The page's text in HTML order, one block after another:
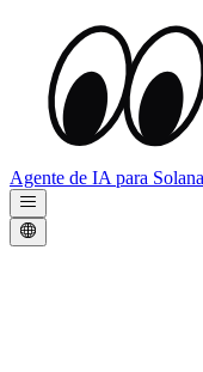
Agente de IA para Solana